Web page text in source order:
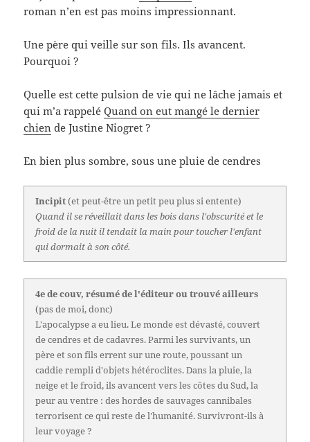
roman n’en est pas moins impressionnant.
Une père qui veille sur son fils. Ils avancent.
Pourquoi ?
Quelle est cette pulsion de vie qui ne lâche jamais et
qui m’a rappeléQuand on eut mangé le dernier
chien de Justine Niogret ?
En bien plus sombre, sous une pluie de cendres
Incipit(et peut-être un petit peu plus si entente)
Quand il se réveillait dans les bois dans l'obscurité et le
froid de la nuit il tendait la main pour toucher l'enfant
qui dormait à son côté.
4e de couv, résumé de l'éditeur ou trouvé ailleurs
(pas de moi, donc)
L'apocalypse a eu lieu. Le monde est dévasté, couvert
de cendres et de cadavres. Parmi les survivants, un
père et son fils errent sur une route, poussant un
caddie rempli d'objets hétéroclites. Dans la pluie, la
neige et le froid, ils avancent vers les côtes du Sud, la
peur au ventre : des hordes de sauvages cannibales
terrorisent ce qui reste de l'humanité. Survivront-ils à
leur voyage ?